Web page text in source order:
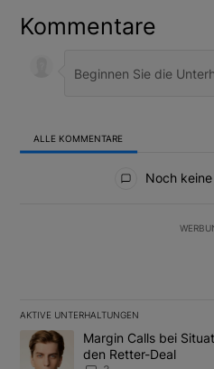
Kommentare
ALLE KOMMENTARE
Noch
AKTIVE UNTERHALTUNGEN
Das Folgende ist eine Liste
Ein Trendartikel mit dem Titel
Margin Calls bei
den Retter-Deal